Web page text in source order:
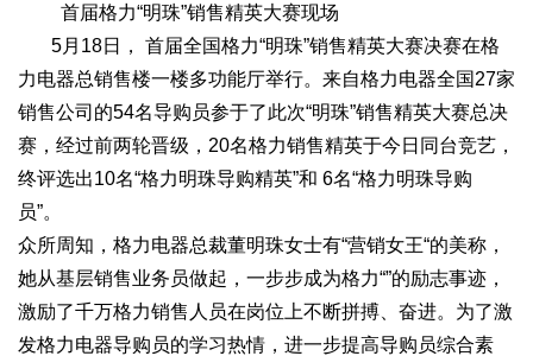
首届格力“明珠”销售精英大赛现场
5月18日， 首届全国格力“明珠”销售精英大赛决赛在格
力电器总销售楼一楼多功能厅举行。来自格力电器全国27家
销售公司的54名导购员参于了此次“明珠”销售精英大赛总决
赛，经过前两轮晋级，20名格力销售精英于今日同台竞艺，
终评选出10名“格力明珠导购精英”和 6名“格力明珠导购
员”。
众所周知，格力电器总裁董明珠女士有“营销女王“的美称，
她从基层销售业务员做起，一步步成为格力“”的励志事迹，
激励了千万格力销售人员在岗位上不断拼搏、奋进。为了激
发格力电器导购员的学习热情，进一步提高导购员综合素